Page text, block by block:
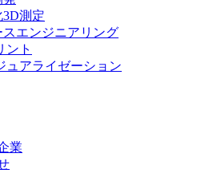
3D測定
スエンジニアリング
ント
ュアライゼーション
業